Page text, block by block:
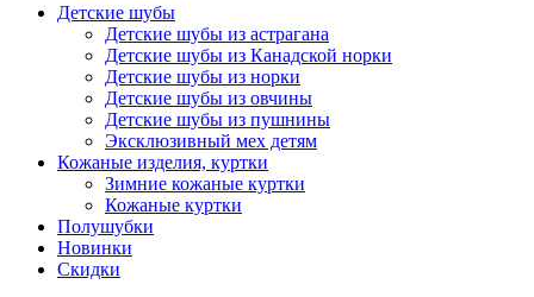
Детские шубы
Детские шубы из астрагана
Детские шубы из Канадской норки
Детские шубы из норки
Детские шубы из овчины
Детские шубы из пушнины
Эксклюзивный мех детям
Кожаные изделия, куртки
Зимние кожаные куртки
Кожаные куртки
Полушубки
Новинки
Скидки